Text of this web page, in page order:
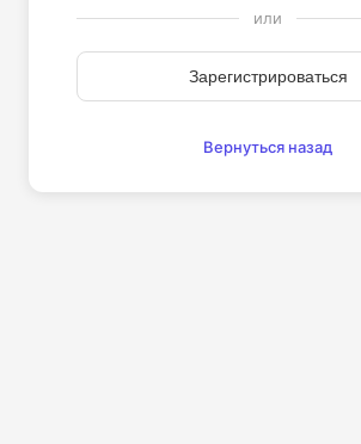
или
Зарегистрироваться
Вернуться назад